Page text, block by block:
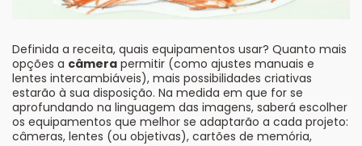
Definida a receita, quais equipamentos usar? Quanto mais
opções a câmera permitir (como ajustes manuais e
lentes intercambiáveis), mais possibilidades criativas
estarão à sua disposição. Na medida em que for se
aprofundando na linguagem das imagens, saberá escolher
os equipamentos que melhor se adaptarão a cada projeto:
câmeras, lentes (ou objetivas), cartões de memória,